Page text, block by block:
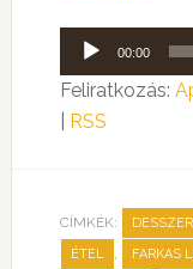
Audió
lejátszó
00:00
Feliratkozás:
RSS
CÍMKÉK:
ÉTEL , FARKAS